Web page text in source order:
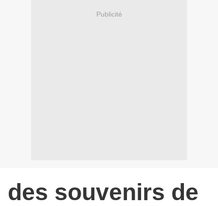
Publicité
des souvenirs de